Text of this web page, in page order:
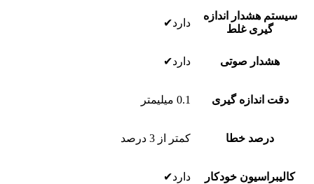
سیستم هشدار اندازه
گیری غلط
دارد✔
هشدار صوتی دارد✔
دقت اندازه گیری 0.1 میلیمتر
درصد خطا کمتر از 3 درصد
کالیبراسیون خودکار دارد✔